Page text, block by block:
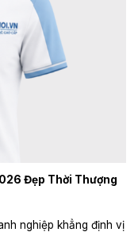
Đẹp Thời Thượng
nghiệp khẳng định vị